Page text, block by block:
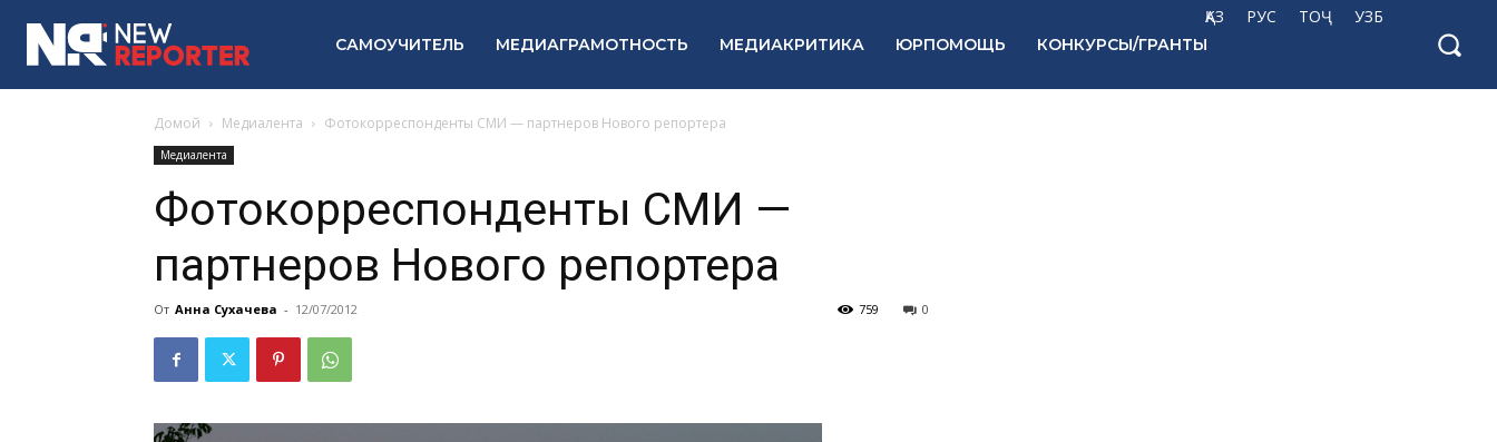
ҚАЗ РУС ТОҶ УЗБ
САМОУЧИТЕЛЬ МЕДИАГРАМОТНОСТЬ МЕДИАКРИТИКА ЮРПОМОЩЬ КОНКУРСЫ/ГРАНТЫ
Домой Медиалента Фотокорреспонденты СМИ — партнеров Нового репортера
Медиалента
Фотокорреспонденты СМИ —
партнеров Нового репортера
От Анна Сухачева - 12/07/2012 0
759